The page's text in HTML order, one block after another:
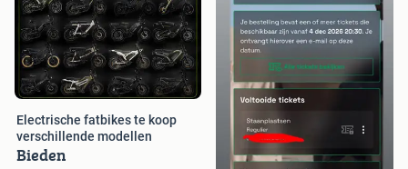
Electrische fatbikes te koop
verschillende modellen
Bieden